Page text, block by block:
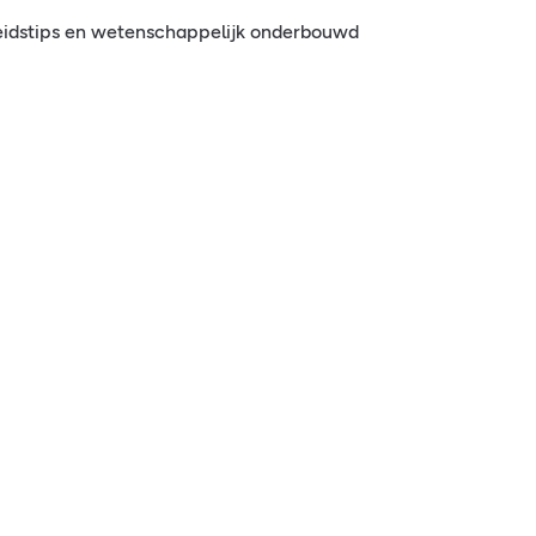
en wetenschappelijk onderbouwd